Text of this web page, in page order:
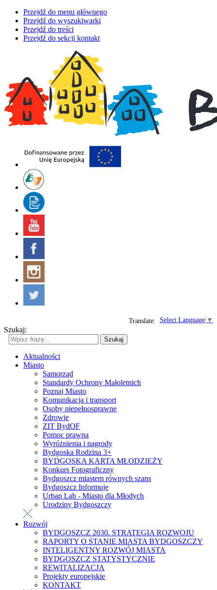
Przejdź do menu głównego
Przejdź do wyszukiwarki
Przejdź do treści
Przejdź do sekcji kontakt
Select Language ▼
Translate:
Szukaj:
Szukaj
Aktualności
Miasto
Samorząd
Standardy Ochrony Małoletnich
Poznaj Miasto
Komunikacja i transport
Osoby niepełnosprawne
Zdrowie
ZIT BydOF
Pomoc prawna
Wyróżnienia i nagrody
Bydgoska Rodzina 3+
BYDGOSKA KARTA MŁODZIEŻY
Konkurs Fotograficzny
Bydgoszcz miastem równych szans
Bydgoszcz Informuje
Urban Lab - Miasto dla Młodych
Urodziny Bydgoszczy
Rozwój
BYDGOSZCZ 2030. STRATEGIA ROZWOJU
RAPORTY O STANIE MIASTA BYDGOSZCZY
INTELIGENTNY ROZWÓJ MIASTA
BYDGOSZCZ STATYSTYCZNIE
REWITALIZACJA
Projekty europejskie
KONTAKT